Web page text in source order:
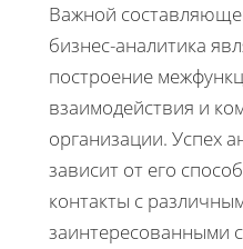
Важной
бизнес-аналитика
построение
взаимодействия и
организации. Успех
зависит от его
контакты с
заинтересованными